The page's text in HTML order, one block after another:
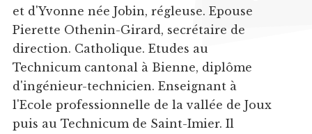
et d'Yvonne née Jobin, régleuse. Epouse
Pierette Othenin-Girard, secrétaire de
direction. Catholique. Etudes au
Technicum cantonal à Bienne, diplôme
d'ingénieur-technicien. Enseignant à
l'Ecole professionnelle de la vallée de Joux
puis au Technicum de Saint-Imier. Il